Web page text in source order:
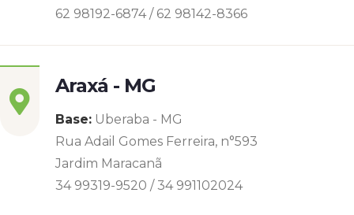
62 98192-6874 / 62 98142-8366
Araxá - MG
Base: Uberaba - MG
Rua Adail Gomes Ferreira, n°593
Jardim Maracanã
34 99319-9520 / 34 991102024